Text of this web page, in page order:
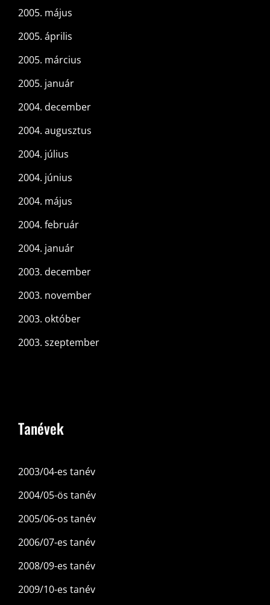
2005. május
2005. április
2005. március
2005. január
2004. december
2004. augusztus
2004. július
2004. június
2004. május
2004. február
2004. január
2003. december
2003. november
2003. október
2003. szeptember
Tanévek
2003/04-es tanév
2004/05-ös tanév
2005/06-os tanév
2006/07-es tanév
2008/09-es tanév
2009/10-es tanév